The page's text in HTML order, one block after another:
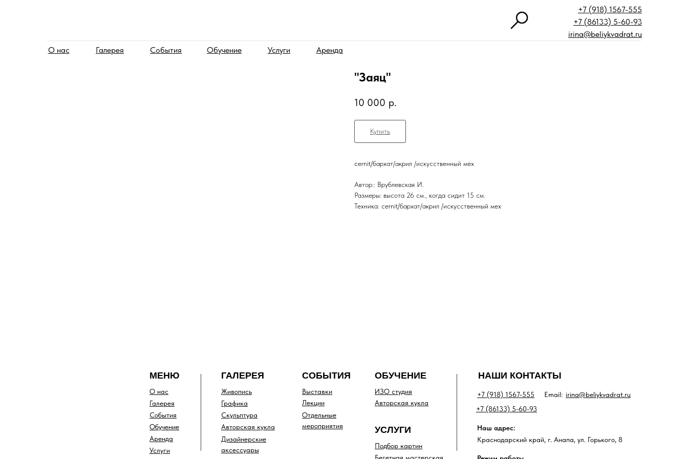
О нас События
Галерея Обучение
+7 (918) 1567-555
Услуги Аренда
+7 (86133) 5-60-93
irina@beliykvadrat.ru
"Заяц"
10 000 р.
Купить
cernit/бархат/акрил /искусственный мех
Автор:: Врублевская И.
Размеры: высота 26 см., когда сидит 15 см.
Техника: cernit/бархат/акрил /искусственный мех
СОБЫТИЯ
УСЛУГИ
ОБУЧЕНИЕ
МЕНЮ
О нас
Галерея
События
Обучение
Аренда
Услуги
ГАЛЕРЕЯ
Живопись
Графика
Скульптура
Авторская кукла
Выставки
Лекции
Отдельные
мероприятия
ИЗО студия
Авторская кукла
Подбор картин
НАШИ КОНТАКТЫ
+7 (918) 1567-555
+7 (86133) 5-60-93
Наш адрес:
Краснодарский край, г. Анапа, ул. Горького, 8
irina@beliykvadrat.ru
Дизайнерские
аксессуары
Email: